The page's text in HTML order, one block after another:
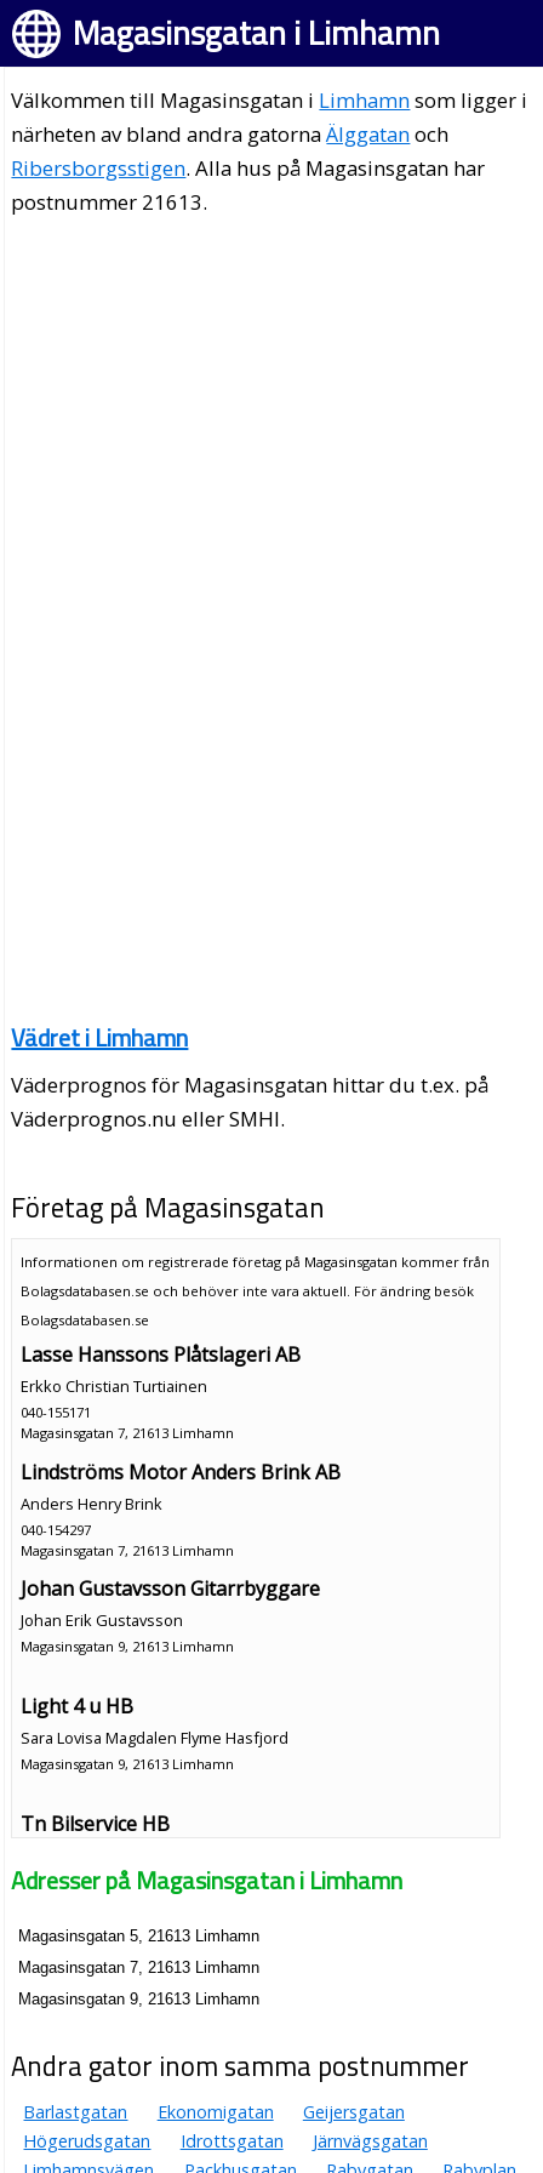
Magasinsgatan i Limhamn
Välkommen till Magasinsgatan i Limhamnsom ligger i
närheten av bland andra gatornaÄlggatanoch
Ribersborgsstigen. Alla hus på Magasinsgatan har
postnummer 21613.
Vädret i Limhamn
Väderprognos för Magasinsgatan hittar du t.ex. på
Väderprognos.nu eller SMHI.
Företag på Magasinsgatan
Informationen om registrerade företag på Magasinsgatan kommer från
Bolagsdatabasen.se och behöver inte vara aktuell. För ändring besök
Bolagsdatabasen.se
Lasse Hanssons Plåtslageri AB
Erkko Christian Turtiainen
040-155171
Magasinsgatan 7, 21613 Limhamn
Lindströms Motor Anders Brink AB
Anders Henry Brink
040-154297
Magasinsgatan 7, 21613 Limhamn
Johan Gustavsson Gitarrbyggare
Johan Erik Gustavsson
Magasinsgatan 9, 21613 Limhamn
Light 4 u HB
Sara Lovisa Magdalen Flyme Hasfjord
Magasinsgatan 9, 21613 Limhamn
Tn Bilservice HB
Magasinsgatan 9, 21613 Limhamn
040-304032
Magasinsgatan 9, 21613 Limhamn
A.S.T. Fiberkonst AB
040-160905
Magasinsgatan 9, 21613 Limhamn
Autoelektra Stjärnservice i Limhamn AB
Bill Åke Jönsson
Adresser på Magasinsgatan i Limhamn
Magasinsgatan 5, 21613 Limhamn
Magasinsgatan 7, 21613 Limhamn
Magasinsgatan 9, 21613 Limhamn
Andra gator inom samma postnummer
Barlastgatan Ekonomigatan
Geijersgatan
Högerudsgatan
Idrottsgatan
Järnvägsgatan